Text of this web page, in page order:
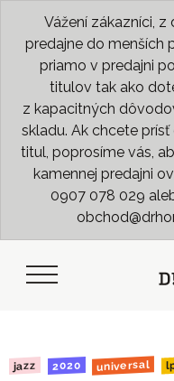
Vážení zákazníci,
predajne do menších
priamo v predajni
titulov tak ako
z kapacitných
skladu. Ak chcete
titul, poprosíme vás,
kamennej predajni
0907 078 029
jazz 2020 universal